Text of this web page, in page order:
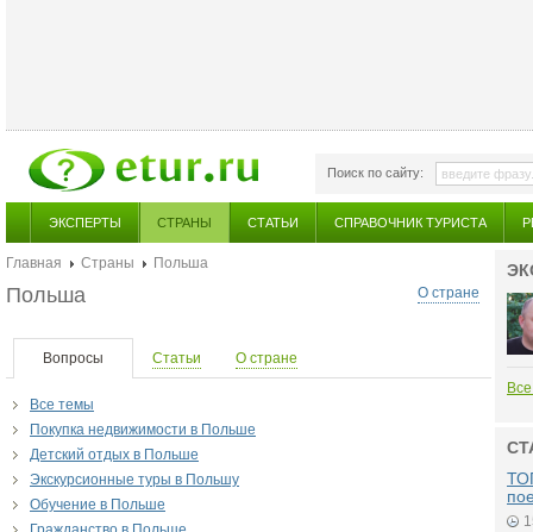
Поиск по сайту:
ЭКСПЕРТЫ СТРАНЫ СТАТЬИ СПРАВОЧНИК ТУРИСТА
Главная Страны
Польша
О стране
Польша
Вопросы Статьи О стране
Все темы
Покупка недвижимости в Польше
Детский отдых в Польше
Экскурсионные туры в Польшу
Обучение в Польше